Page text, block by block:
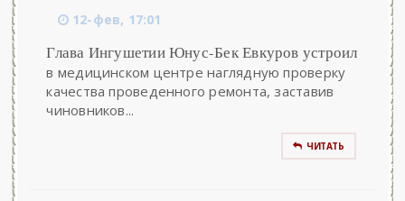
12-фев, 17:01
Глава Ингушетии Юнус-Бек Евкуров устроил
в медицинском центре наглядную проверку
качества проведенного ремонта, заставив
чиновников...
ЧИТАТЬ